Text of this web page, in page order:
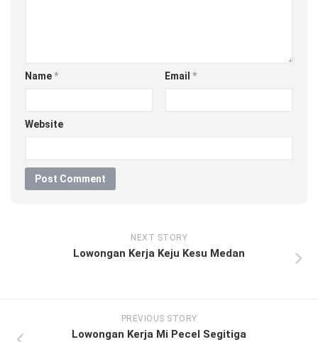
Name* Email *
Website
NEXT STORY
Lowongan Kerja Keju Kesu Medan
PREVIOUS STORY
Lowongan Kerja Mi Pecel Segitiga